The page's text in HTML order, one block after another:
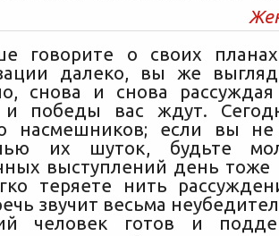
говорите о своих
далеко, вы же
снова и снова
и победы вас ждут.
насмешников; если вы не
их шуток, будьте
выступлений день тоже
теряете нить
звучит весьма
человек готов и